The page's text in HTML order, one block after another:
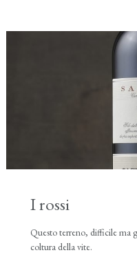
I rossi
Questo terreno, difficile ma
coltura della vite.